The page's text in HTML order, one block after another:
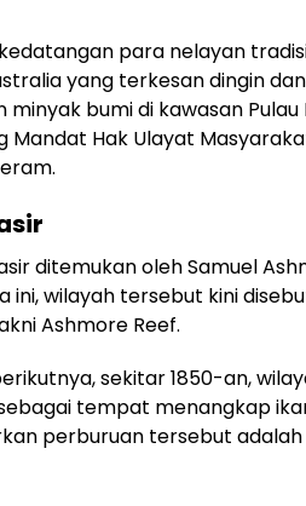
para nelayan
yang terkesan dingin
bumi di kawasan Pulau
Hak Ulayat
ditemukan oleh Samuel
ini, wilayah tersebut kini
Ashmore Reef.
sekitar 1850-an,
tempat menangkap
perburuan tersebut